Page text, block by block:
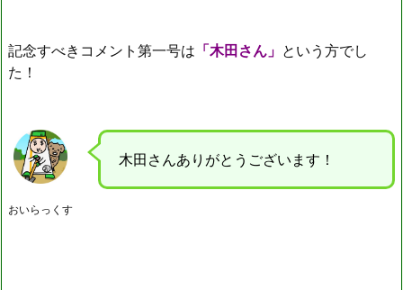
記念すべきコメント第一号は 「木田さん」 という方でし
た！
おいらっくす
木田さんありがとうございます！